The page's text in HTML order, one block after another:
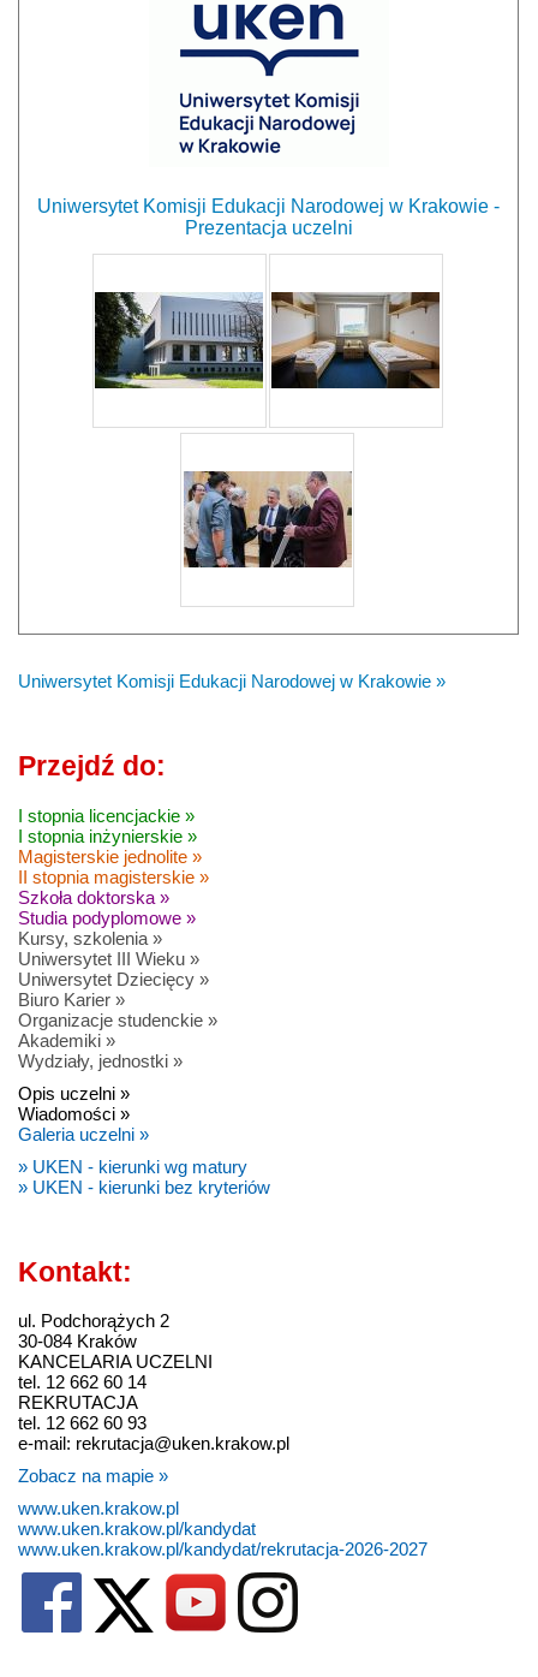
Uniwersytet Komisji Edukacji Narodowej w Krakowie -
Prezentacja uczelni
Uniwersytet Komisji Edukacji Narodowej w Krakowie »
Przejdź do:
I stopnia licencjackie »
I stopnia inżynierskie »
Magisterskie jednolite »
II stopnia magisterskie »
Szkoła doktorska »
Studia podyplomowe »
Kursy, szkolenia »
Uniwersytet III Wieku »
Uniwersytet Dziecięcy »
Biuro Karier »
Organizacje studenckie »
Akademiki »
Wydziały, jednostki »
Opis uczelni »
Wiadomości »
Galeria uczelni »
» UKEN - kierunki wg matury
» UKEN - kierunki bez kryteriów
Kontakt:
ul. Podchorążych 2
30-084 Kraków
KANCELARIA UCZELNI
tel. 12 662 60 14
REKRUTACJA
tel. 12 662 60 93
e-mail: rekrutacja@uken.krakow.pl
Zobacz na mapie »
www.uken.krakow.pl
www.uken.krakow.pl/kandydat
www.uken.krakow.pl/kandydat/rekrutacja-2026-2027